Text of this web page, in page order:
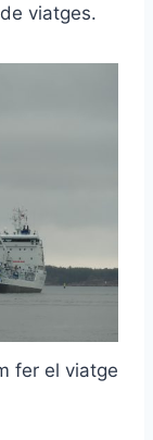
viatges.
fer el viatge